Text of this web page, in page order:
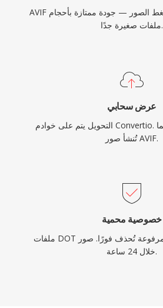
AVIF يمثل أحدث تقنيات ضغط الصور — جودة ممتازة بأحجام
ملفات صغيرة جدًا.
عرض سحابي
التحويل يتم على خوادم Convertio. جهازك يبقى حرًا بينما
تُنشأ صور AVIF.
خصوصية محمية
ملفات DOT المرفوعة تُحذف فورًا. صور AVIF الناتجة تُزال
خلال 24 ساعة.